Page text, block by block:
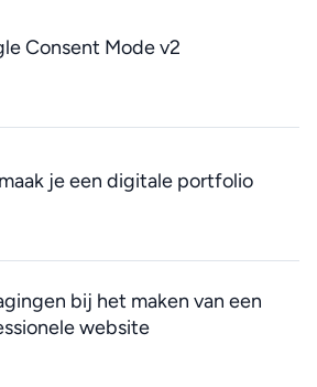
Consent Mode v2
je een digitale portfolio
bij het maken van een
website